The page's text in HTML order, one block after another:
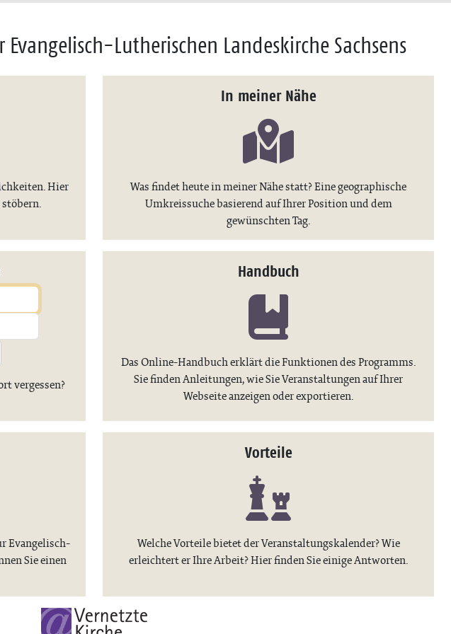
Lutherischen Landeskirche Sachsens
Hier
In meiner Nähe
Was findet heute in meiner Nähe statt? Eine geographische
Umkreissuche basierend auf Ihrer Position und dem
gewünschten Tag.
vergessen?
Handbuch
Das Online-Handbuch erklärt die Funktionen des Programms.
Sie finden Anleitungen, wie Sie Veranstaltungen auf Ihrer
Webseite anzeigen oder exportieren.
Evangelisch-
Sie einen
Vorteile
Welche Vorteile bietet der Veranstaltungskalender? Wie
erleichtert er Ihre Arbeit? Hier finden Sie einige Antworten.